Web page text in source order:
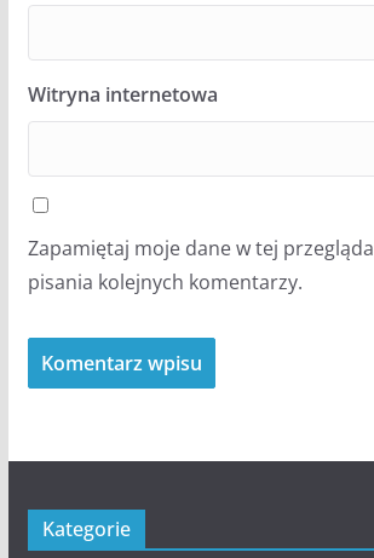
Witryna internetowa
Zapamiętaj moje dane w tej
pisania kolejnych komentarzy.
Kategorie